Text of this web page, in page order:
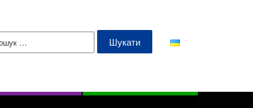
Пошук: